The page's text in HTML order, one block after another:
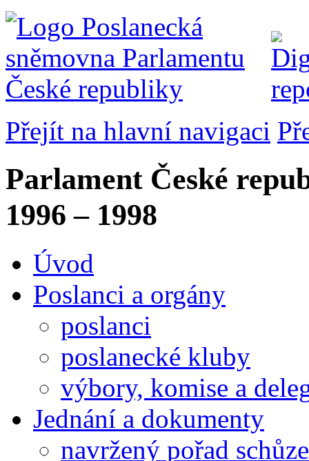
Přejít na hlavní navigaci
Parlament České
1996 – 1998
Úvod
Poslanci a orgány
poslanci
poslanecké kluby
výbory, komise a
Jednání a dokumenty
navržený pořad schůze